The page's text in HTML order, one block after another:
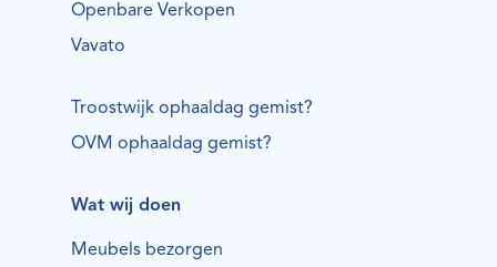
Openbare Verkopen
Vavato
Troostwijk ophaaldag gemist?
OVM ophaaldag gemist?
Wat wij doen
Meubels bezorgen